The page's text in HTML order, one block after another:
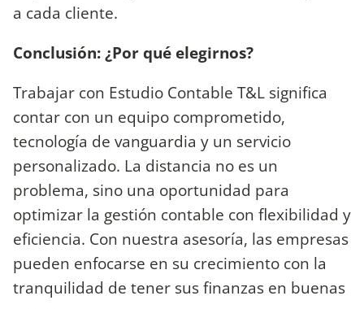
a cada cliente.
Conclusión: ¿Por qué elegirnos?
Trabajar con Estudio Contable T&L significa
contar con un equipo comprometido,
tecnología de vanguardia y un servicio
personalizado. La distancia no es un
problema, sino una oportunidad para
optimizar la gestión contable con flexibilidad y
eficiencia. Con nuestra asesoría, las empresas
pueden enfocarse en su crecimiento con la
tranquilidad de tener sus finanzas en buenas